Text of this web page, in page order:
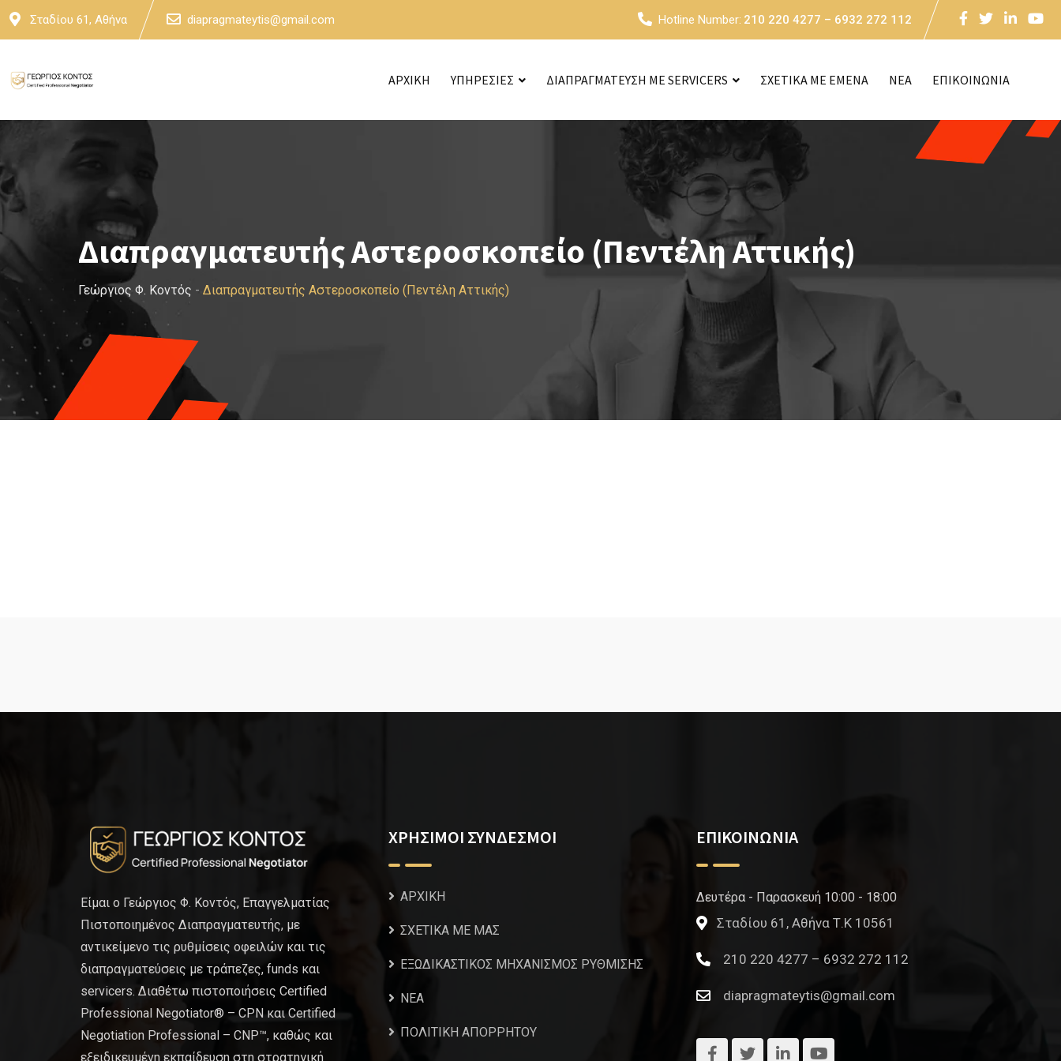
Skip
Σταδίου 61, Αθήνα diapragmateytis@gmail.com Hotline Number: 210 220 4277 – 6932 272 112
ΑΡΧΙΚΗ ΥΠΗΡΕΣΙΕΣ ΔΙΑΠΡΑΓΜΑΤΕΥΣΗ ΜΕ SERVICERS ΣΧΕΤΙΚΑ ΜΕ ΕΜΕΝΑ NEA ΕΠΙΚΟΙΝΩΝΙΑ
Διαπραγματευτής Αστεροσκοπείο (Πεντέλη Αττικής)
Γεώργιος Φ. Κοντός - Διαπραγματευτής Αστεροσκοπείο (Πεντέλη Αττικής)
Είμαι ο Γεώργιος Φ. Κοντός, Επαγγελματίας
Πιστοποιημένος Διαπραγματευτής, με
αντικείμενο τις ρυθμίσεις οφειλών και τις
διαπραγματεύσεις με τράπεζες, funds και
servicers. Διαθέτω πιστοποιήσεις Certified
Professional Negotiator® – CPN και Certified
Negotiation Professional – CNP™, καθώς και
εξειδικευμένη εκπαίδευση στη στρατηγική
ΧΡΗΣΙΜΟΙ ΣΥΝΔΕΣΜΟΙ
ΑΡΧΙΚΗ
ΣΧΕΤΙΚΑ ΜΕ ΜΑΣ
ΕΞΩΔΙΚΑΣΤΙΚΟΣ ΜΗΧΑΝΙΣΜΟΣ ΡΥΘΜΙΣΗΣ
NEA
ΠΟΛΙΤΙΚΗ ΑΠΟΡΡΗΤΟΥ
ΕΠΙΚΟΙΝΩΝΙΑ
Δευτέρα - Παρασκευή 10:00 - 18:00
Σταδίου 61, Αθήνα Τ.Κ 10561
210 220 4277 – 6932 272 112
diapragmateytis@gmail.com